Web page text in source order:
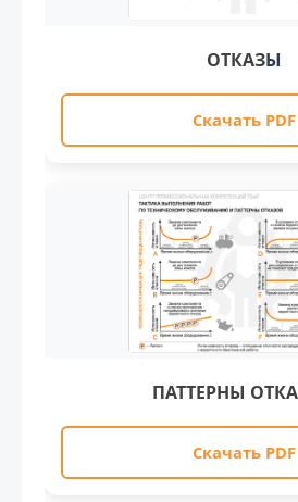
ОТКАЗЫ
Скачать PDF
ПАТТЕРНЫ
Скачать PDF